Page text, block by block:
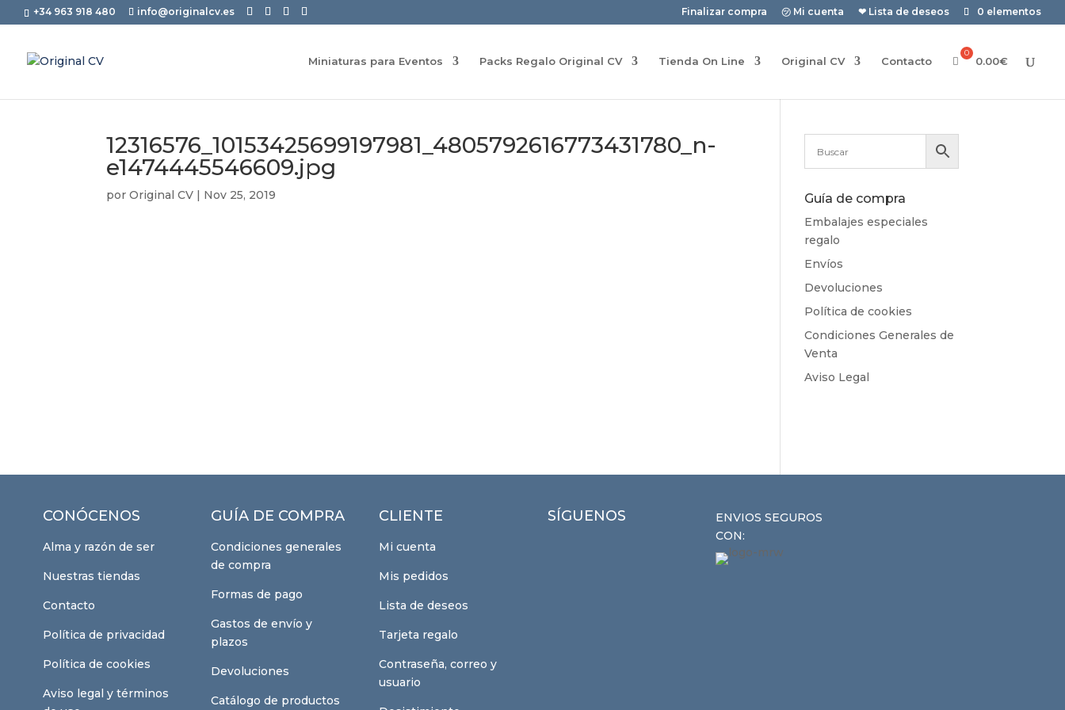
+34 963 918 480 info@originalcv.es Finalizar compra ㋡ Mi cuenta ❤ Lista de deseos 0 elementos
Miniaturas para Eventos Packs Regalo Original CV Tienda On Line Original CV Contacto 0.00€
12316576_10153425699197981_4805792616773431780_n-
e1474445546609.jpg
porOriginal CV | Nov 25, 2019 Guía de compra
Embalajes especiales
regalo
Envíos
Devoluciones
Política de cookies
Condiciones Generales de
Venta
Aviso Legal
CONÓCENOS
Alma y razón de ser
Nuestras tiendas
Contacto
Política de privacidad
Política de cookies
Aviso legal y términos
GUÍA DE COMPRA
Condiciones generales
de compra
Formas de pago
Gastos de envío y
plazos
Devoluciones
Catálogo de productos
CLIENTE
Mi cuenta
Mis pedidos
Lista de deseos
Tarjeta regalo
Contraseña, correo y
usuario
SÍGUENOS
ENVIOS SEGUROS
CON: